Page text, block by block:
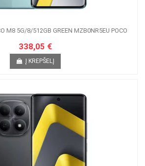
M8 5G/8/512GB GREEN MZB0NR5EU POCO
338,05 €
Į KREPŠELĮ